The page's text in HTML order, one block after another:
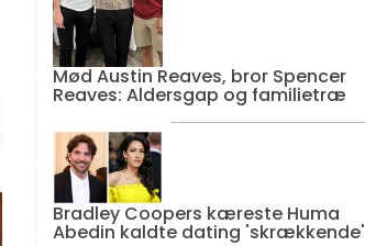
Mød Austin Reaves, bror Spencer
Reaves: Aldersgap og familietræ
Bradley Coopers kæreste Huma
Abedin kaldte dating 'skrækkende'